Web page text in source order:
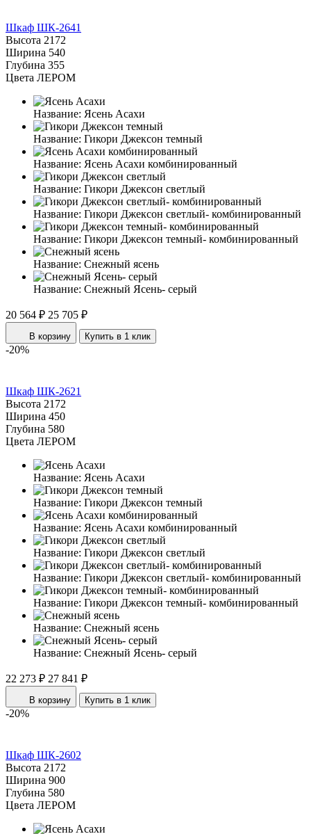
Шкаф ШК-2641
Высота 2172
Ширина 540
Глубина 355
Цвета ЛЕРОМ
Название: Ясень Асахи
Название: Гикори Джексон темный
Название: Ясень Асахи комбинированный
Название: Гикори Джексон светлый
Название: Гикори Джексон светлый- комбинированный
Название: Гикори Джексон темный- комбинированный
Название: Снежный ясень
Название: Снежный Ясень- серый
20 564 ₽ 25 705 ₽
В корзину Купить в 1 клик
-20%
Шкаф ШК-2621
Высота 2172
Ширина 450
Глубина 580
Цвета ЛЕРОМ
Название: Ясень Асахи
Название: Гикори Джексон темный
Название: Ясень Асахи комбинированный
Название: Гикори Джексон светлый
Название: Гикори Джексон светлый- комбинированный
Название: Гикори Джексон темный- комбинированный
Название: Снежный ясень
Название: Снежный Ясень- серый
22 273 ₽ 27 841 ₽
В корзину Купить в 1 клик
-20%
Шкаф ШК-2602
Высота 2172
Ширина 900
Глубина 580
Цвета ЛЕРОМ